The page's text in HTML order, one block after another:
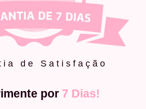
de Satisfação
por 7 Dias!